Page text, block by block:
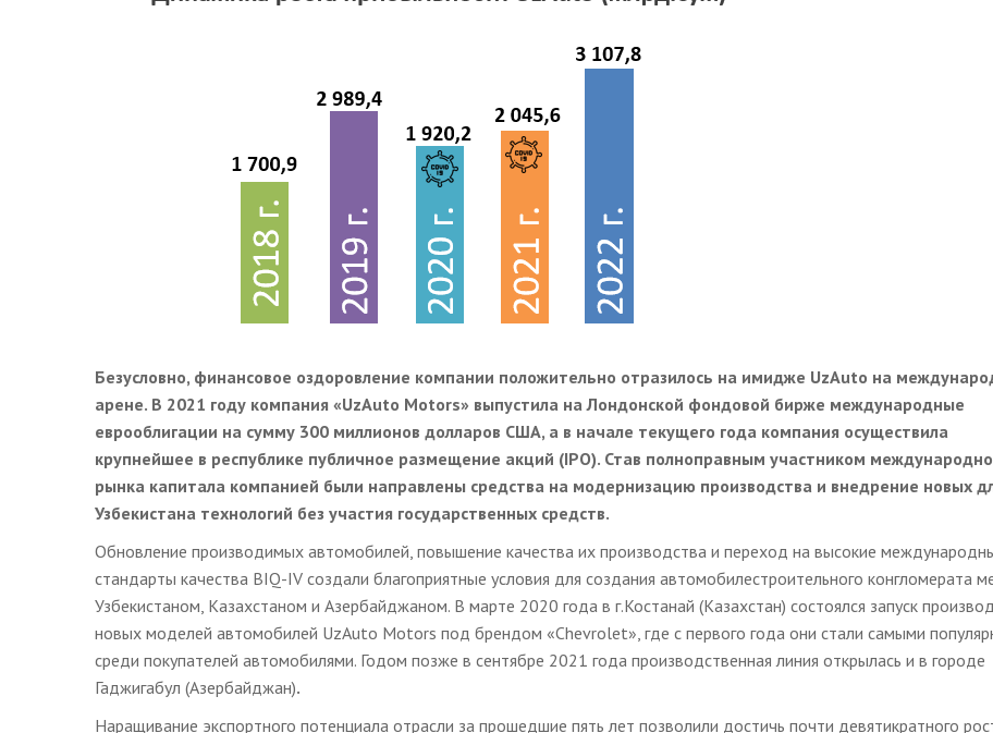
Безусловно, финансовое оздоровление компании положительно отразилось на имидже UzAuto на
арене. В 2021 году компания «UzAuto Motors» выпустила на Лондонской фондовой бирже международные
еврооблигации на сумму 300 миллионов долларов США, а в начале текущего года компания осуществила
крупнейшее в республике публичное размещение акций (IPO). Став полноправным участником
рынка капитала компанией были направлены средства на модернизацию производства и внедрение новых
Узбекистана технологий без участия государственных средств.
Обновление производимых автомобилей, повышение качества их производства и переход на высокие
стандарты качества BIQ-IV создали благоприятные условия для создания автомобилестроительного конгломерата
Узбекистаном, Казахстаном и Азербайджаном. В марте 2020 года в г.Костанай (Казахстан) состоялся запуск
новых моделей автомобилей UzAuto Motors под брендом «Chevrolet», где с первого года они стали самыми
среди покупателей автомобилями. Годом позже в сентябре 2021 года производственная линия открылась и в городе
Гаджигабул (Азербайджан).
Наращивание экспортного потенциала отрасли за прошедшие пять лет позволили достичь почти девятикратного